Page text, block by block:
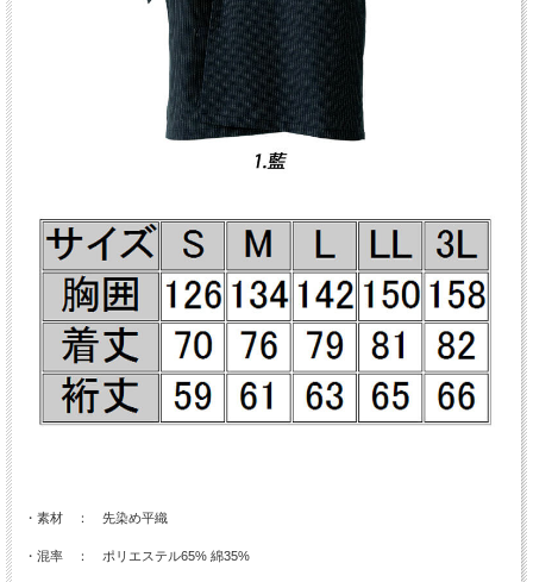
・素材 ： 先染め平織
・混率 ： ポリエステル65% 綿35%